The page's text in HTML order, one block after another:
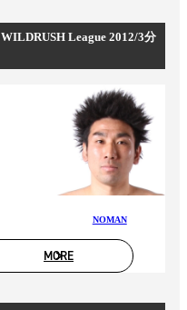
League 2012/3分
NOMAN
MORE